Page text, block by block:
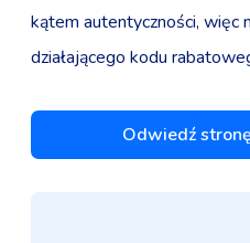
kątem autentyczności, więc
działającego kodu
Odwiedź